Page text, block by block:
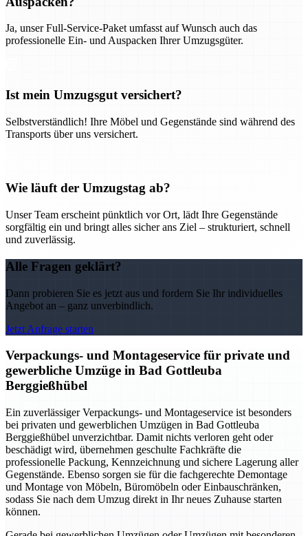
Ja, unser Full-Service-Paket umfasst auf Wunsch auch das
professionelle Ein- und Auspacken Ihrer Umzugsgüter.
Ist mein Umzugsgut versichert?
Selbstverständlich! Ihre Möbel und Gegenstände sind während des
Transports über uns versichert.
Wie läuft der Umzugstag ab?
Unser Team erscheint pünktlich vor Ort, lädt Ihre Gegenstände
sorgfältig ein und bringt alles sicher ans Ziel – strukturiert, schnell
und zuverlässig.
Alle Fragen geklärt?
Dann probieren Sie es jetzt aus und fordern Sie Ihr individuelles
Angebot an – ganz unverbindlich.
Jetzt Anfrage starten
Verpackungs- und Montageservice für private und
gewerbliche Umzüge in Bad Gottleuba
Berggießhübel
Ein zuverlässiger Verpackungs- und Montageservice ist besonders
bei privaten und gewerblichen Umzügen in Bad Gottleuba
Berggießhübel unverzichtbar. Damit nichts verloren geht oder
beschädigt wird, übernehmen geschulte Fachkräfte die
professionelle Packung, Kennzeichnung und sichere Lagerung aller
Gegenstände. Ebenso sorgen sie für die fachgerechte Demontage
und Montage von Möbeln, Büromöbeln oder Einbauschränken,
sodass Sie nach dem Umzug direkt in Ihr neues Zuhause starten
können.